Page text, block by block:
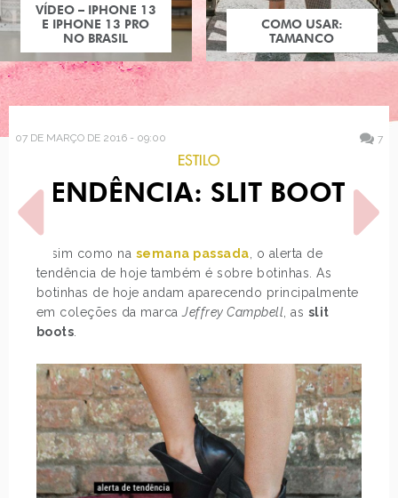
VÍDEO – IPHONE 13
E IPHONE 13 PRO
NO BRASIL
COMO USAR:
TAMANCO
07 DE MARÇO DE 2016 - 09:00 7
ESTILO
TENDÊNCIA: SLIT BOOTS
Assim como na semana passada , o alerta de
tendência de hoje também é sobre botinhas. As
botinhas de hoje andam aparecendo principalmente
em coleções da marcaJeffrey Campbell , as slit
boots
POST ANTERIOR
PROVANDO DOCES
CHILENOS
PRÓXIMO POST
PERSONAGENS DISNEY